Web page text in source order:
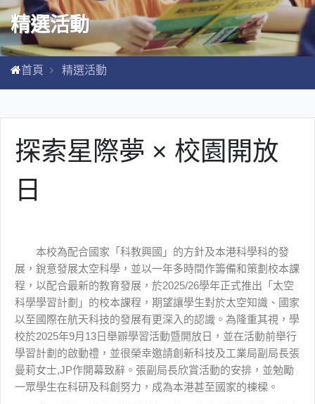
精選活動
首頁 精選活動
探索星際夢 × 校園開放
日
本校為配合國家「科教興國」的方針及本港科學科的發
展，銳意發展太空科學，並以一年多時間作籌備和策劃校本課
程，以配合最新的教育發展，於2025/26學年正式推出「太空
科學學習計劃」的校本課程，期望讓學生對於太空知識、國家
以至國際在航天科技的發展有更深入的認識。為隆重其視，學
校於2025年9月13日舉辧學習活動暨開放日，並在活動前舉行
學習計劃的啟動禮，並很榮幸邀請創新科技及工業局副局長張
曼莉女士,JP作開幕致辭。張副局長欣賞活動的安排，並勉勵
一眾學生在科研及科創努力，成為本港甚至國家的棟樑。